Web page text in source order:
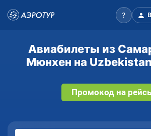
Авиабилеты из
Мюнхен на
Промокод на